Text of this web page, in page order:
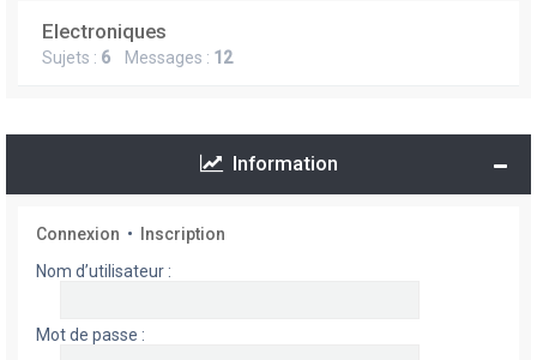
Electroniques
Sujets : 6 Messages : 12
Information
Connexion •
Inscription
Nom d’utilisateur :
Mot de passe :